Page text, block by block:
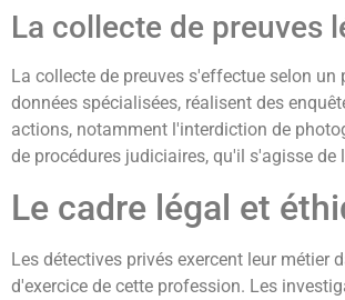
La collecte de preuves
La collecte de preuves s'effectue selon
données spécialisées, réalisent des
actions, notamment l'interdiction de
de procédures judiciaires, qu'il s'agisse
Le cadre légal et
Les détectives privés exercent leur métier
d'exercice de cette profession. Les